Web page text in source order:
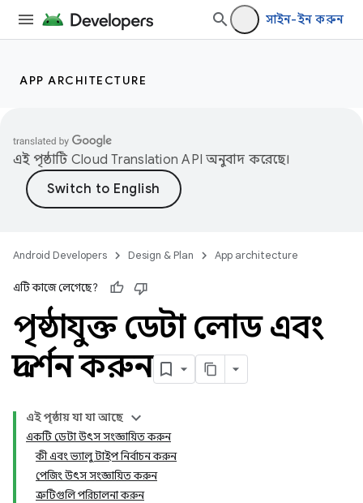
সাইন-ইন করুন
APP ARCHITECTURE
এই পৃষ্ঠাটি Cloud Translation API অনুবাদ করেছে।
Android Developers Design & Plan App architecture
এটি কাজে লেগেছে?
পৃষ্ঠাযুক্ত ডেটা লোড এবং
প্রদর্শন করুন
এই পৃষ্ঠায় যা যা আছে
একটি ডেটা উৎস সংজ্ঞায়িত করুন
কী এবং ভ্যালু টাইপ নির্বাচন করুন
পেজিং উৎস সংজ্ঞায়িত করুন
ত্রুটিগুলি পরিচালনা করুন